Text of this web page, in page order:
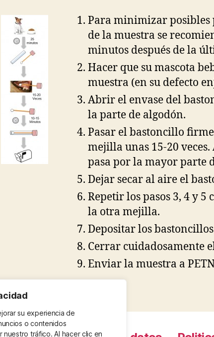
su experiencia de
o contenidos
nuestro tráfico. Al hacer clic en
Para minimizar posibles
de la muestra se
minutos después de la
Hacer que su mascota
muestra (en su defecto
Abrir el envase del
la parte de algodón.
Pasar el bastoncillo
mejilla unas 15-20
pasa por la mayor parte
Dejar secar al aire el
Repetir los pasos 3, 4 y
la otra mejilla.
Depositar los
Cerrar cuidadosamente
Enviar la muestra a